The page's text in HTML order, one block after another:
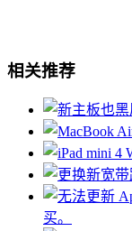
相关推荐
买。